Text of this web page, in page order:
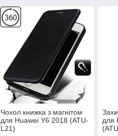
Чохол книжка з магнітом
для Huawei Y6 2018 (ATU-
L21)
для